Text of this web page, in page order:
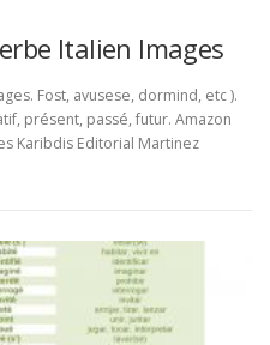
Italien Images
Fost, avusese, dormind, etc ).
présent, passé, futur. Amazon
Karibdis Editorial Martinez